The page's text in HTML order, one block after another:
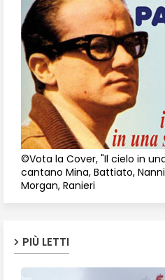
©Vota la Cover, "Il cielo in
cantano Mina, Battiato,
Morgan, Ranieri
PIÙ LETTI